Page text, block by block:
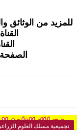
للمزيد من الوثائق
تجميعية مسلك العلوم الزراعية